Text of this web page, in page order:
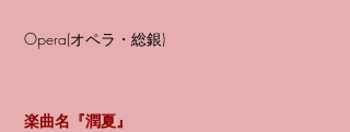
Opera(オペラ・総銀)
楽曲名『潤夏』